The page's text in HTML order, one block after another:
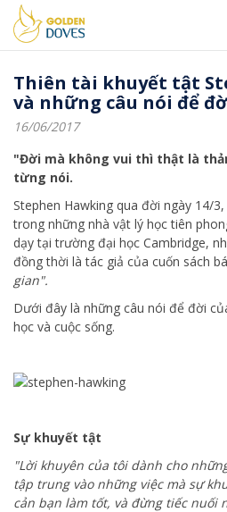
Thiên tài khuyết tật
và những câu nói để
16/06/2017
"Đời mà không vui thì thật là
từng nói.
Stephen Hawking qua đời ngày 14/
trong những nhà vật lý học tiên
dạy tại trường đại học Cambridge,
đồng thời là tác giả của cuốn sách
gian".
Dưới đây là những câu nói để đời
học và cuộc sống.
Sự khuyết tật
"Lời khuyên của tôi dành cho
tập trung vào những việc mà sự
cản bạn làm tốt, và đừng tiếc nuối